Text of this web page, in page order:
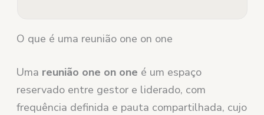
O que é uma reunião one on one
Uma reunião one on one é um espaço
reservado entre gestor e liderado, com
frequência definida e pauta compartilhada, cujo